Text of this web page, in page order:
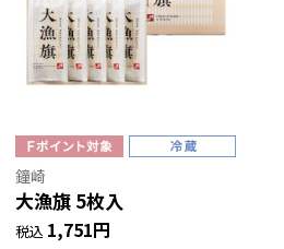
鐘崎
大漁旗 5枚入
税込 1,751円